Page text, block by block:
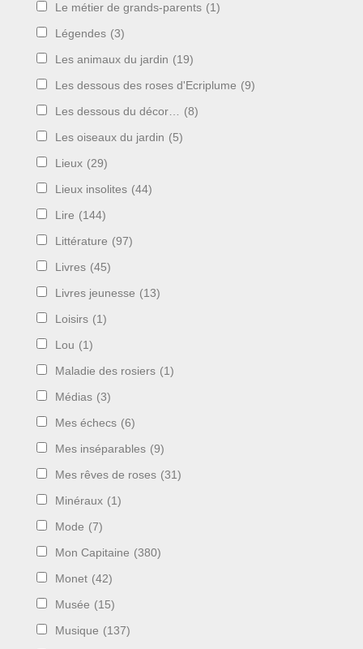
Le métier de grands-parents (1)
Légendes (3)
Les animaux du jardin (19)
Les dessous des roses d'Ecriplume (9)
Les dessous du décor… (8)
Les oiseaux du jardin (5)
Lieux (29)
Lieux insolites (44)
Lire (144)
Littérature (97)
Livres (45)
Livres jeunesse (13)
Loisirs (1)
Lou (1)
Maladie des rosiers (1)
Médias (3)
Mes échecs (6)
Mes inséparables (9)
Mes rêves de roses (31)
Minéraux (1)
Mode (7)
Mon Capitaine (380)
Monet (42)
Musée (15)
Musique (137)